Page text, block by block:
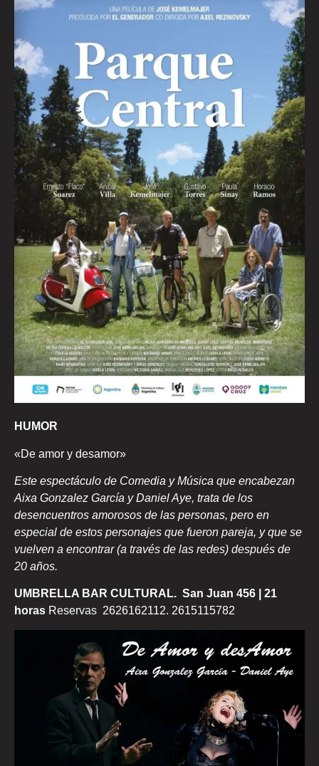
HUMOR
«De amor y desamor»
Este espectáculo de Comedia y Música que encabezan
Aixa Gonzalez García y Daniel Aye, trata de los
desencuentros amorosos de las personas, pero en
especial de estos personajes que fueron pareja, y que se
vuelven a encontrar (a través de las redes) después de
20 años.
UMBRELLA BAR CULTURAL. San Juan 456 | 21
horas Reservas 2626162112. 2615115782